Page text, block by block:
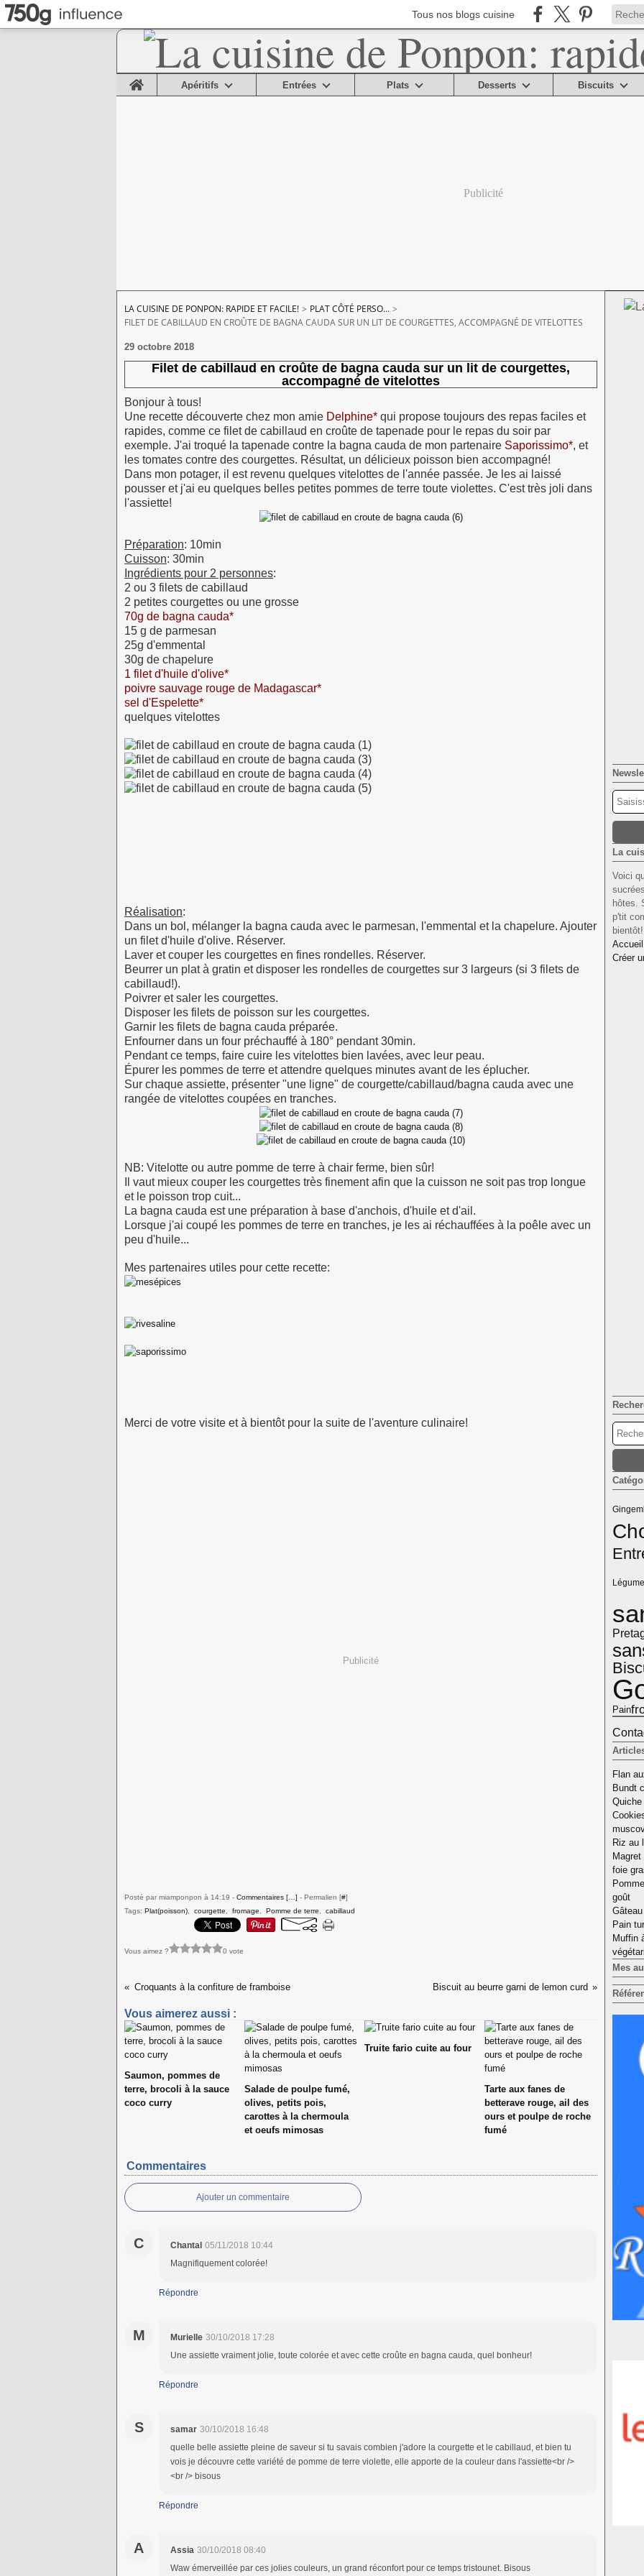
Tous nos blogs cuisine
Home
Apéritifs Entrées Plats Desserts Biscuits
Publicité
LA CUISINE DE PONPON: RAPIDE ET FACILE! > PLAT CÔTÉ PERSO... >
FILET DE CABILLAUD EN CROÛTE DE BAGNA CAUDA SUR UN LIT DE COURGETTES, ACCOMPAGNÉ DE VITELOTTES
29 octobre 2018
Filet de cabillaud en croûte de bagna cauda sur un lit de courgettes,
accompagné de vitelottes
Bonjour à tous!
Une recette découverte chez mon amie Delphine* qui propose toujours des repas faciles et
rapides, comme ce filet de cabillaud en croûte de tapenade pour le repas du soir par
exemple. J'ai troqué la tapenade contre la bagna cauda de mon partenaire Saporissimo*, et
les tomates contre des courgettes. Résultat, un délicieux poisson bien accompagné!
Dans mon potager, il est revenu quelques vitelottes de l'année passée. Je les ai laissé
pousser et j'ai eu quelques belles petites pommes de terre toute violettes. C'est très joli dans
l'assiette!
Préparation: 10min
Cuisson: 30min
Ingrédients pour 2 personnes:
2 ou 3 filets de cabillaud
2 petites courgettes ou une grosse
70g de bagna cauda*
15 g de parmesan
25g d'emmental
30g de chapelure
1 filet d'huile d'olive*
poivre sauvage rouge de Madagascar*
sel d'Espelette*
quelques vitelottes
Réalisation:
Dans un bol, mélanger la bagna cauda avec le parmesan, l'emmental et la chapelure. Ajouter
un filet d'huile d'olive. Réserver.
Laver et couper les courgettes en fines rondelles. Réserver.
Beurrer un plat à gratin et disposer les rondelles de courgettes sur 3 largeurs (si 3 filets de
cabillaud!).
Poivrer et saler les courgettes.
Disposer les filets de poisson sur les courgettes.
Garnir les filets de bagna cauda préparée.
Enfourner dans un four préchauffé à 180° pendant 30min.
Pendant ce temps, faire cuire les vitelottes bien lavées, avec leur peau.
Épurer les pommes de terre et attendre quelques minutes avant de les éplucher.
Sur chaque assiette, présenter "une ligne" de courgette/cabillaud/bagna cauda avec une
rangée de vitelottes coupées en tranches.
NB: Vitelotte ou autre pomme de terre à chair ferme, bien sûr!
Il vaut mieux couper les courgettes très finement afin que la cuisson ne soit pas trop longue
et le poisson trop cuit...
La bagna cauda est une préparation à base d'anchois, d'huile et d'ail.
Lorsque j'ai coupé les pommes de terre en tranches, je les ai réchauffées à la poêle avec un
peu d'huile...
Mes partenaires utiles pour cette recette:
Merci de votre visite et à bientôt pour la suite de l'aventure culinaire!
Publicité
Posté par miamponpon à 14:19 - Commentaires [ ] - Permalien [#]
Tags: Plat(poisson) courgette fromage Pomme de terre cabillaud
Vous aimez ? 0 vote
Croquants à la confiture de framboise Biscuit au beurre garni de lemon curd
Vous aimerez aussi :
Saumon, pommes de
terre, brocoli à la sauce
coco curry
Salade de poulpe fumé,
olives, petits pois,
carottes à la chermoula
et oeufs mimosas
Truite fario cuite au four
Tarte aux fanes de
betterave rouge, ail des
ours et poulpe de roche
fumé
Commentaires
Ajouter un commentaire
C Chantal 05/11/2018 10:44
Magnifiquement colorée!
Répondre
M Murielle 30/10/2018 17:28
Une assiette vraiment jolie, toute colorée et avec cette croûte en bagna cauda, quel bonheur!
Répondre
S samar 30/10/2018 16:48
quelle belle assiette pleine de saveur si tu savais combien j'adore la courgette et le cabillaud, et bien tu
vois je découvre cette variété de pomme de terre violette, elle apporte de la couleur dans l'assiette<br />
<br /> bisous
Répondre
A Assia 30/10/2018 08:40
Waw émerveillée par ces jolies couleurs, un grand réconfort pour ce temps tristounet. Bisous
La
Voici
hôtes.
p'tit
Créer
Pain
Flan
Bundt
Riz au
foie
goût
Pain
Muffin
Mes